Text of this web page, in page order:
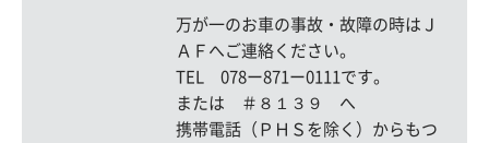
万が一のお車の事故・故障の時はＪ
ＡＦへご連絡ください。
TEL 078ー871ー0111です。
または ＃８１３９ へ
携帯電話（ＰＨＳを除く）からもつ